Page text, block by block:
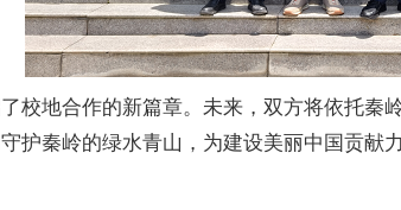
校地合作的新篇章。未来，双方将依托
护秦岭的绿水青山，为建设美丽中国贡献力